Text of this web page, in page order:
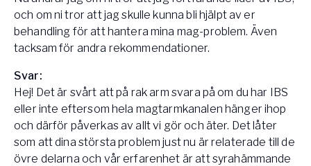
och om ni tror att jag skulle kunna bli hjälpt av er
behandling för att hantera mina mag-problem. Även
tacksam för andra rekommendationer.
Svar:
Hej! Det är svårt att på rak arm svara på om du har IBS
eller inte eftersom hela magtarmkanalen hänger ihop
och därför påverkas av allt vi gör och äter. Det låter
som att dina största problem just nu är relaterade till de
övre delarna och vår erfarenhet är att syrahämmande